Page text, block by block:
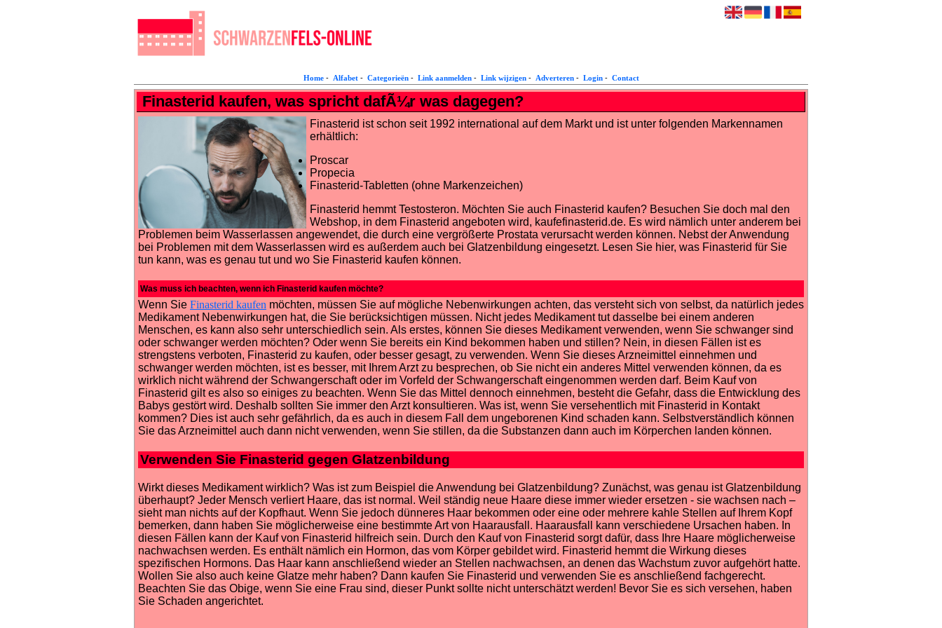
Home - Alfabet - Categorieën - Link aanmelden - Link wijzigen - Adverteren - Login - Contact
Finasterid kaufen, was spricht dafÃ¼r was dagegen?
Finasterid ist schon seit 1992 international auf dem Markt und ist unter folgenden Markennamen
erhältlich:
Proscar
Propecia
Finasterid-Tabletten (ohne Markenzeichen)
Finasterid hemmt Testosteron. Möchten Sie auch Finasterid kaufen? Besuchen Sie doch mal den
Webshop, in dem Finasterid angeboten wird, kaufefinasterid.de. Es wird nämlich unter anderem bei
Problemen beim Wasserlassen angewendet, die durch eine vergrößerte Prostata verursacht werden können. Nebst der Anwendung
bei Problemen mit dem Wasserlassen wird es außerdem auch bei Glatzenbildung eingesetzt. Lesen Sie hier, was Finasterid für Sie
tun kann, was es genau tut und wo Sie Finasterid kaufen können.
Was muss ich beachten, wenn ich Finasterid kaufen möchte?
Wenn Sie Finasterid kaufen möchten, müssen Sie auf mögliche Nebenwirkungen achten, das versteht sich von selbst, da natürlich jedes
Medikament Nebenwirkungen hat, die Sie berücksichtigen müssen. Nicht jedes Medikament tut dasselbe bei einem anderen
Menschen, es kann also sehr unterschiedlich sein. Als erstes, können Sie dieses Medikament verwenden, wenn Sie schwanger sind
oder schwanger werden möchten? Oder wenn Sie bereits ein Kind bekommen haben und stillen? Nein, in diesen Fällen ist es
strengstens verboten, Finasterid zu kaufen, oder besser gesagt, zu verwenden. Wenn Sie dieses Arzneimittel einnehmen und
schwanger werden möchten, ist es besser, mit Ihrem Arzt zu besprechen, ob Sie nicht ein anderes Mittel verwenden können, da es
wirklich nicht während der Schwangerschaft oder im Vorfeld der Schwangerschaft eingenommen werden darf. Beim Kauf von
Finasterid gilt es also so einiges zu beachten. Wenn Sie das Mittel dennoch einnehmen, besteht die Gefahr, dass die Entwicklung des
Babys gestört wird. Deshalb sollten Sie immer den Arzt konsultieren. Was ist, wenn Sie versehentlich mit Finasterid in Kontakt
kommen? Dies ist auch sehr gefährlich, da es auch in diesem Fall dem ungeborenen Kind schaden kann. Selbstverständlich können
Sie das Arzneimittel auch dann nicht verwenden, wenn Sie stillen, da die Substanzen dann auch im Körperchen landen können.
Verwenden Sie Finasterid gegen Glatzenbildung
Wirkt dieses Medikament wirklich? Was ist zum Beispiel die Anwendung bei Glatzenbildung? Zunächst, was genau ist Glatzenbildung
überhaupt? Jeder Mensch verliert Haare, das ist normal. Weil ständig neue Haare diese immer wieder ersetzen - sie wachsen nach –
sieht man nichts auf der Kopfhaut. Wenn Sie jedoch dünneres Haar bekommen oder eine oder mehrere kahle Stellen auf Ihrem Kopf
bemerken, dann haben Sie möglicherweise eine bestimmte Art von Haarausfall. Haarausfall kann verschiedene Ursachen haben. In
diesen Fällen kann der Kauf von Finasterid hilfreich sein. Durch den Kauf von Finasterid sorgt dafür, dass Ihre Haare möglicherweise
nachwachsen werden. Es enthält nämlich ein Hormon, das vom Körper gebildet wird. Finasterid hemmt die Wirkung dieses
spezifischen Hormons. Das Haar kann anschließend wieder an Stellen nachwachsen, an denen das Wachstum zuvor aufgehört hatte.
Wollen Sie also auch keine Glatze mehr haben? Dann kaufen Sie Finasterid und verwenden Sie es anschließend fachgerecht.
Beachten Sie das Obige, wenn Sie eine Frau sind, dieser Punkt sollte nicht unterschätzt werden! Bevor Sie es sich versehen, haben
Sie Schaden angerichtet.